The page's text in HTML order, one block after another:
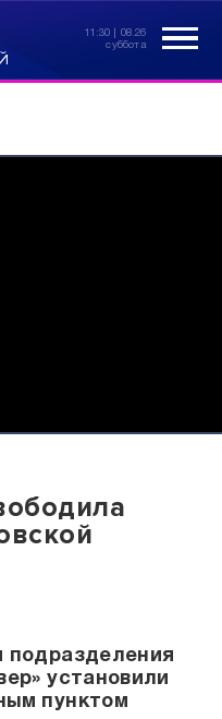
11:30 | 08.26
суббота
подразделения
установили
пунктом